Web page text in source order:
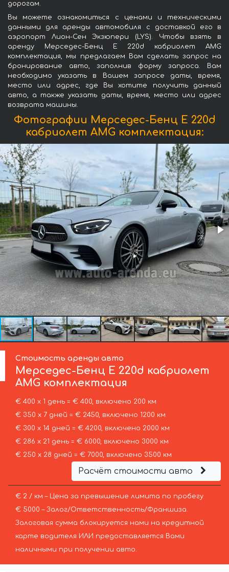
дорогам.
Вы можете ознакомиться с ценами и техническими
данными для аренды автомобиля с доставкой его в
аэропорт Лион-Сен Экзюпери (LYS). Чтобы взять в
аренду Мерседес-Бенц E 220d кабриолет AMG
комплектация, мы предлагаем Вам сделать запрос на
бронирование авто, заполнив форму запроса. Вам
необходимо указать в Вашем запросе даты, время,
место или адрес, где Вы хотите получить данный
авто, а также указать даты, время, место или адрес
возврата машины.
Фотографии Мерседес-Бенц E 220d
кабриолет AMG комплектация:
Стоимость аренды авто
Мерседес-Бенц E 220d кабриолет
AMG комплектация
€ 400 х 1 день = € 400, включено 200 км
€ 350 х 7 дней = € 2450, включено 1200 км
€ 300 х 14 дней = € 4200, включено 2000 км
€ 286 х 21 день = € 6000, включено 3000 км
€ 250 х 28 дней = € 7000, включено 3500 км
Расчёт стоимости авто
€ 2 / км – Цена за превышение лимита по пробегу
€ 5000 – Залог/Ответственность/Франшиза.
Залоговая сумма блокируется нами на кредитной
карте водителя ИЛИ предоставляется Вами
наличными при получении авто.